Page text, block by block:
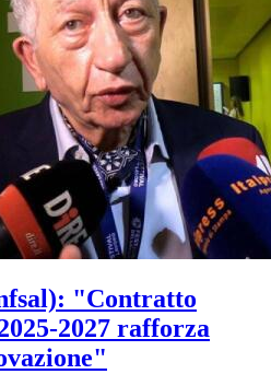
"Contratto
2027 rafforza